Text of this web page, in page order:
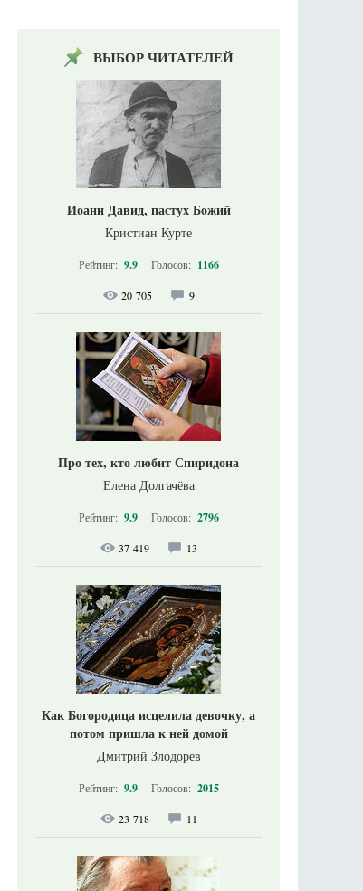
ВЫБОР ЧИТАТЕЛЕЙ
Иоанн Давид, пастух Божий
Кристиан Курте
Рейтинг: 9.9 Голосов: 1166
20 705 9
Про тех, кто любит Спиридона
Елена Долгачёва
Рейтинг: 9.9 Голосов: 2796
37 419 13
Как Богородица исцелила девочку, а
потом пришла к ней домой
Дмитрий Злодорев
Рейтинг: 9.9 Голосов: 2015
23 718 11